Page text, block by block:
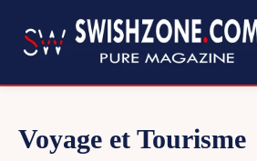
Voyage et Tourisme